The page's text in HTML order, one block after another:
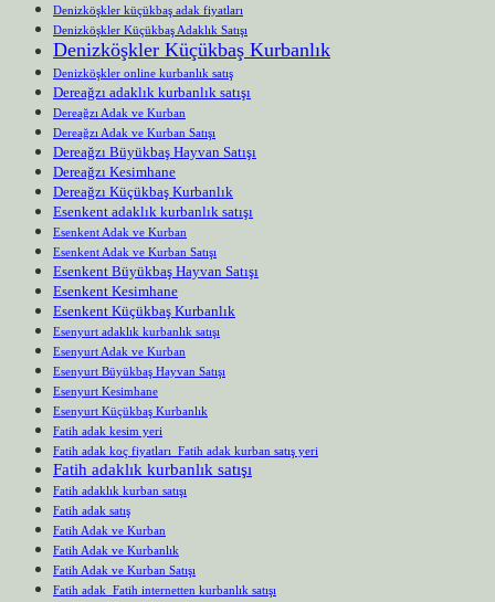
Denizköşkler küçükbaş adak fiyatları
Denizköşkler Küçükbaş Adaklık Satışı
Denizköşkler Küçükbaş Kurbanlık
Denizköşkler online kurbanlık satış
Dereağzı adaklık kurbanlık satışı
Dereağzı Adak ve Kurban
Dereağzı Adak ve Kurban Satışı
Dereağzı Büyükbaş Hayvan Satışı
Dereağzı Kesimhane
Dereağzı Küçükbaş Kurbanlık
Esenkent adaklık kurbanlık satışı
Esenkent Adak ve Kurban
Esenkent Adak ve Kurban Satışı
Esenkent Büyükbaş Hayvan Satışı
Esenkent Kesimhane
Esenkent Küçükbaş Kurbanlık
Esenyurt adaklık kurbanlık satışı
Esenyurt Adak ve Kurban
Esenyurt Büyükbaş Hayvan Satışı
Esenyurt Kesimhane
Esenyurt Küçükbaş Kurbanlık
Fatih adak kesim yeri
Fatih adak koç fiyatları Fatih adak kurban satış yeri
Fatih adaklık kurbanlık satışı
Fatih adaklık kurban satışı
Fatih adak satış
Fatih Adak ve Kurban
Fatih Adak ve Kurbanlık
Fatih Adak ve Kurban Satışı
Fatih adak Fatih internetten kurbanlık satışı